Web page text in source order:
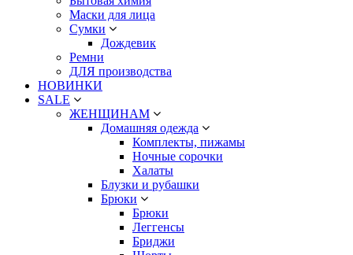
Маски для лица
Сумки
Дождевик
Ремни
ДЛЯ производства
НОВИНКИ
SALE
ЖЕНЩИНАМ
Домашняя одежда
Комплекты, пижамы
Ночные сорочки
Халаты
Блузки и рубашки
Брюки
Брюки
Леггенсы
Бриджи